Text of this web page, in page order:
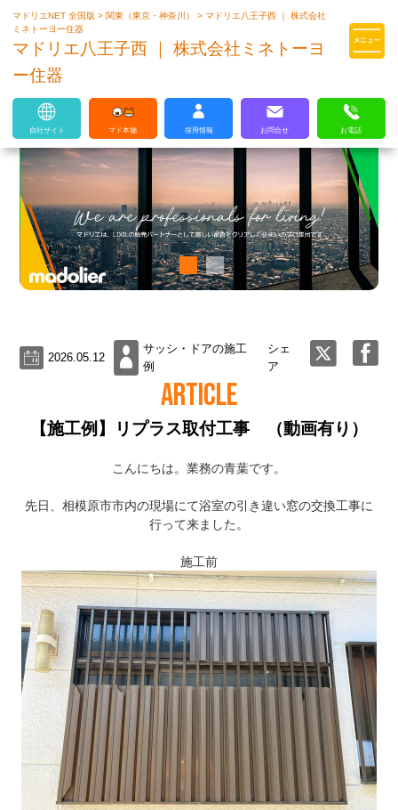
マドリエはLIXILの厳しい基準を
マドリエNET 全国版> 関東（東京・神奈川）>マドリエ八王子西 ｜ 株式会社
ミネトーヨー住器
マドリエ八王子西 ｜ 株式会社ミネトーヨ
ー住器
自社サイト マド本舗 採用情報 お問合せ お電話
2026.05.12
サッシ・ドアの施工
例
シェ
ア
ARTICLE
【施工例】リプラス取付工事 （動画有り）